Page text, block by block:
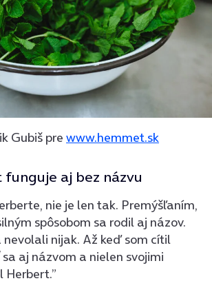
Gubiš pre www.hemmet.sk
aj bez názvu
nie je len tak. Premýšľaním,
spôsobom sa rodil aj názov.
nevolali nijak. Až keď som cítil
aj názvom a nielen svojimi
Herbert.”